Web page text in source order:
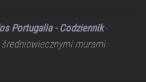
Portugalia - Codziennik-
średniowiecznymi murami